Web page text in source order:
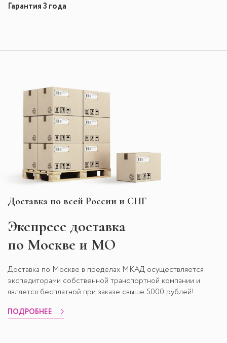
Гарантия 3 года
Доставка по всей России и СНГ
Экспресс доставка
по Москве и МО
Доставка по Москве в пределах МКАД осуществляется
экспедиторами собственной транспортной компании и
является бесплатной при заказе свыше 5000 рублей!
ПОДРОБНЕЕ